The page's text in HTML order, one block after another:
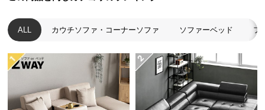
返
品・
ャ
ル
ALL カウチソファ・コーナーソファ ソファーベッド フ